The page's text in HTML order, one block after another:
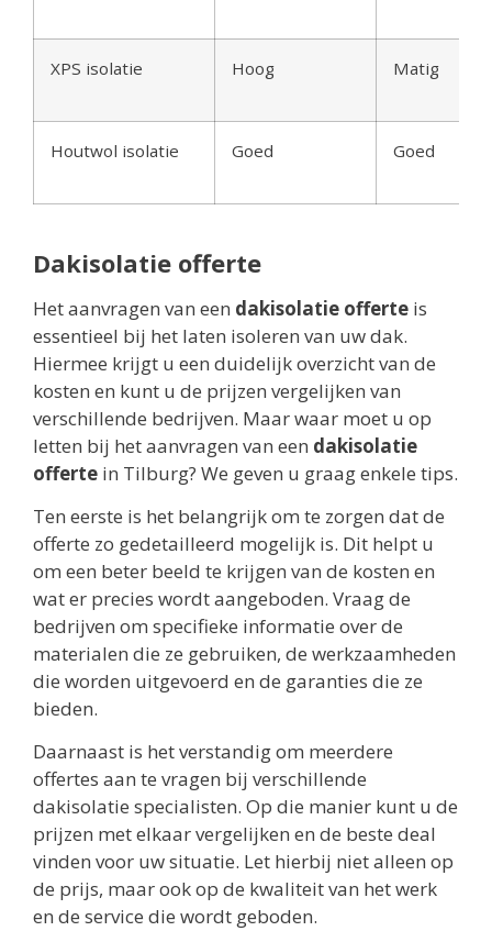
XPS isolatie Hoog Matig
Houtwol isolatie Goed Goed
Dakisolatie offerte
Het aanvragen van een dakisolatie offerte is
essentieel bij het laten isoleren van uw dak.
Hiermee krijgt u een duidelijk overzicht van de
kosten en kunt u de prijzen vergelijken van
verschillende bedrijven. Maar waar moet u op
letten bij het aanvragen van een dakisolatie
offerte in Tilburg? We geven u graag enkele tips.
Ten eerste is het belangrijk om te zorgen dat de
offerte zo gedetailleerd mogelijk is. Dit helpt u
om een beter beeld te krijgen van de kosten en
wat er precies wordt aangeboden. Vraag de
bedrijven om specifieke informatie over de
materialen die ze gebruiken, de werkzaamheden
die worden uitgevoerd en de garanties die ze
bieden.
Daarnaast is het verstandig om meerdere
offertes aan te vragen bij verschillende
dakisolatie specialisten. Op die manier kunt u de
prijzen met elkaar vergelijken en de beste deal
vinden voor uw situatie. Let hierbij niet alleen op
de prijs, maar ook op de kwaliteit van het werk
en de service die wordt geboden.